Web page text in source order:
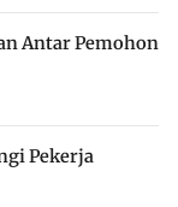
Antar Pemohon
Pekerja